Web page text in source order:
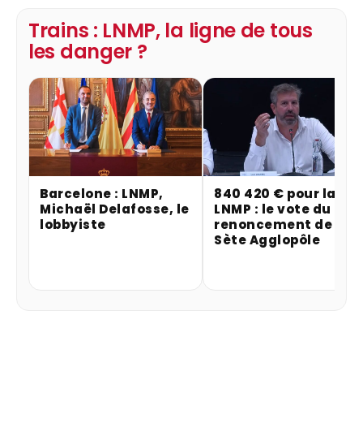
Trains : LNMP, la ligne de tous
les danger ?
Barcelone : LNMP,
Michaël Delafosse, le
lobbyiste
840 420 € pour la
LNMP : le vote du
renoncement de
Sète Agglopôle